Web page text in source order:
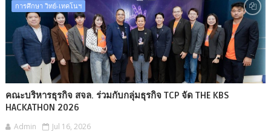
การศึกษา วิทย์-เทคโนฯ
คณะบริหารธุรกิจ สจล. ร่วมกับกลุ่มธุรกิจ TCP จัด THE KBS
HACKATHON 2026
Admin Jul 16, 2026